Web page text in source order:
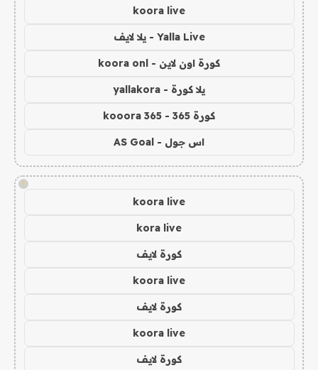
koora live
Yalla Live - يلا لايف
كورة اون لاين - koora onl
يلا كورة - yallakora
كورة 365 - kooora 365
اس جول - AS Goal
!
koora live
kora live
كورة لايف
koora live
كورة لايف
koora live
كورة لايف